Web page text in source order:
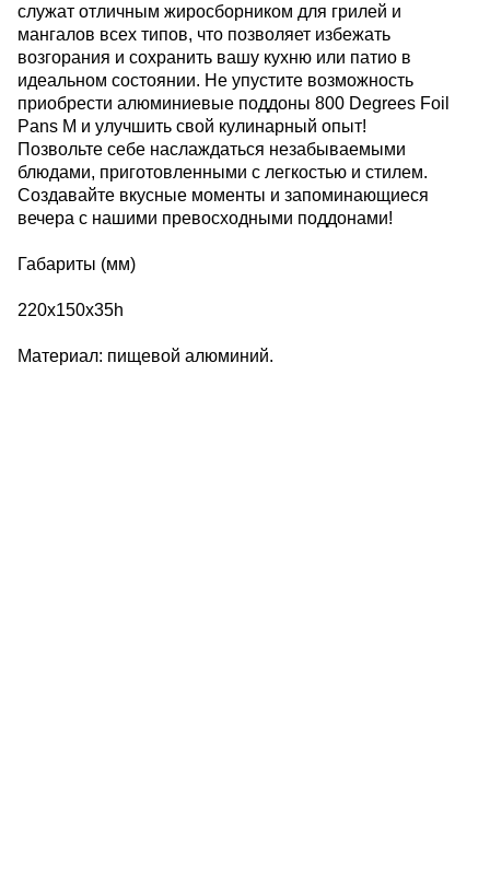
служат отличным жиросборником для грилей и
мангалов всех типов, что позволяет избежать
возгорания и сохранить вашу кухню или патио в
идеальном состоянии. Не упустите возможность
приобрести алюминиевые поддоны 800 Degrees Foil
Pans M и улучшить свой кулинарный опыт!
Позвольте себе наслаждаться незабываемыми
блюдами, приготовленными с легкостью и стилем.
Создавайте вкусные моменты и запоминающиеся
вечера с нашими превосходными поддонами!
Габариты (мм)
220х150х35h
Материал: пищевой алюминий.